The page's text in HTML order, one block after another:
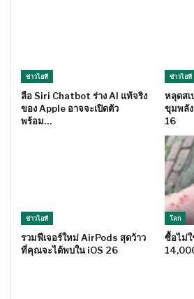
ข่าวไอที
ลือ Siri Chatbot ร่าง AI แท้จริง
ของ Apple อาจจะเปิดตัว
พร้อม…
ข่าวไอที
หลุดสเ
ขุมพลั
16
ข่าวไอที
รวมฟีเจอร์ใหม่ AirPods สุดว้าว
ที่คุณจะได้พบใน iOS 26
โลก
ซื้อไม่